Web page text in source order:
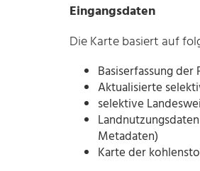
Eingangsdaten
Die Karte basiert auf
Basiserfassung
Aktualisierte
selektive
Metadaten)
Karte der